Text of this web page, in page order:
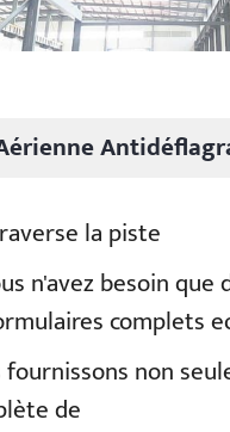
la piste
n'avez besoin que
complets
fournissons non
de